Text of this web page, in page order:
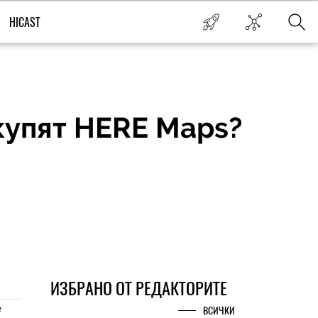
HICAST
HERE Maps?
ИЗБРАНО ОТ РЕДАКТОРИТЕ
ВСИЧКИ